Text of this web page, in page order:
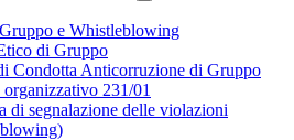
e Whistleblowing
di Gruppo
Condotta Anticorruzione di Gruppo
231/01
di segnalazione delle violazioni